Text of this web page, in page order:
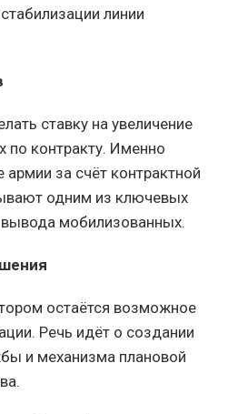
линии
ставку на увеличение
по контракту. Именно
за счёт контрактной
одним из ключевых
вывода мобилизованных.
остаётся возможное
Речь идёт о создании
и механизма плановой